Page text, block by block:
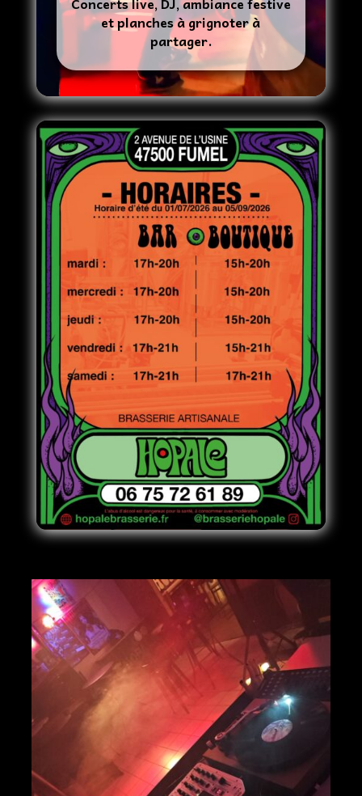
et planches à grignoter à
partager.